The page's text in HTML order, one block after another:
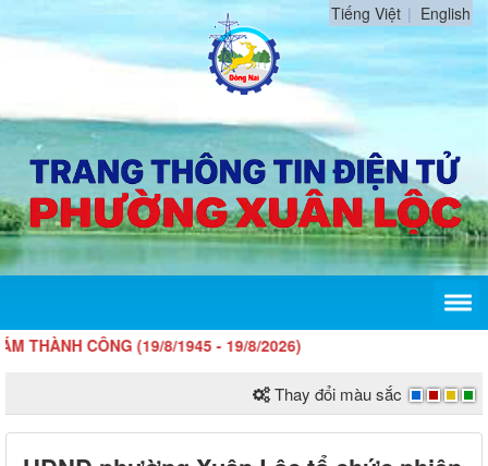
Tiếng Việt English
CÔNG (19/8/1945 - 19/8/2026)
Thay đổi màu sắc